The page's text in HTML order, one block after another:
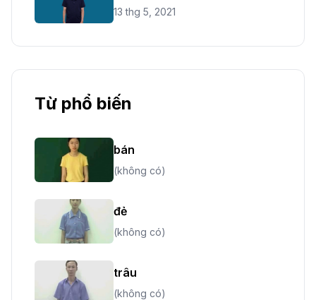
13 thg 5, 2021
Từ phổ biến
bán
(không có)
đẻ
(không có)
trâu
(không có)